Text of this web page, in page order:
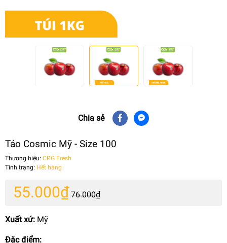
Chia sẻ
Táo Cosmic Mỹ - Size 100
Thương hiệu: CPG Fresh
Tình trạng: Hết hàng
55.000₫ 76.000₫
Xuất xứ: Mỹ
Đặc điểm: